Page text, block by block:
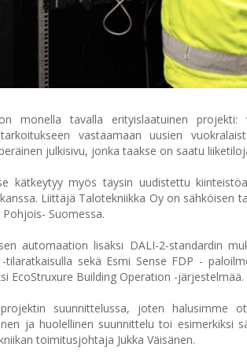
monella tavalla erityislaatuinen projekti:
vastaamaan uusien
julkisivu, jonka taakse on saatu
kätkeytyy myös täysin uudistettu
Liittäjä Talotekniikka Oy on
Suomessa.
automaation lisäksi DALI-2-standardin
sekä Esmi Sense FDP -
EcoStruxure Building Operation -järjestelmää.
suunnittelussa, joten halusimme
ja huolellinen suunnittelu toi esimerkiksi
toimitusjohtaja Jukka Väisänen.